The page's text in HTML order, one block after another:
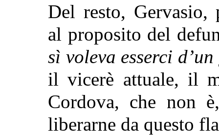
Del resto, Gervasio,
al proposito del
sì voleva esserci
il vicerè attuale, il
Cordova, che non
liberarne da questo